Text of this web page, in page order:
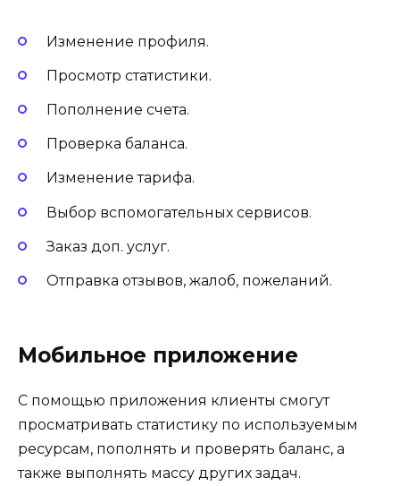
Изменение профиля.
Просмотр статистики.
Пополнение счета.
Проверка баланса.
Изменение тарифа.
Выбор вспомогательных сервисов.
Заказ доп. услуг.
Отправка отзывов, жалоб, пожеланий.
Мобильное приложение
С помощью приложения клиенты смогут
просматривать статистику по используемым
ресурсам, пополнять и проверять баланс, а
также выполнять массу других задач.